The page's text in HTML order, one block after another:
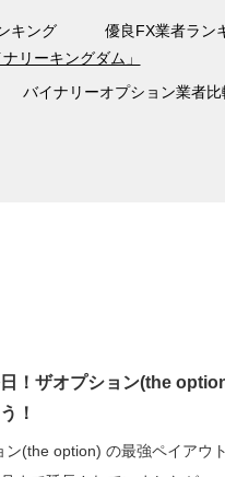
キング 優良FX業者ラン
バイナリーオプション業者
！ザオプション(the
！
ン(the option) の最強ペイアウ